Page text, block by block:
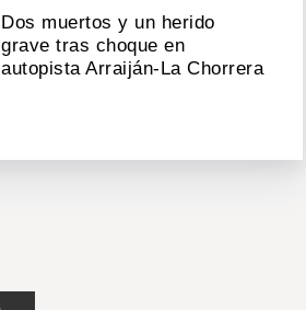
Dos muertos y un herido
grave tras choque en
autopista Arraiján-La Chorrera